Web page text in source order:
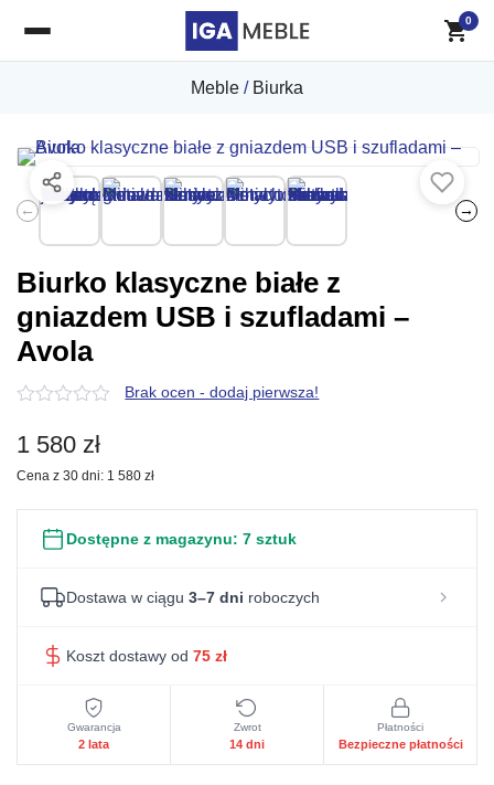
Meble / Biurka
← →
Biurko klasyczne białe z
gniazdem USB i szufladami –
Avola
z
5
Brak ocen - dodaj pierwsza!
1 580 zł
Cena z 30 dni: 1 580 zł
Dostępne z magazynu: 7 sztuk
Dostawa w ciągu 3–7 dni roboczych
Koszt dostawy od 75 zł
Gwarancja
2 lata
Zwrot
14 dni
Płatności
Bezpieczne płatności
0